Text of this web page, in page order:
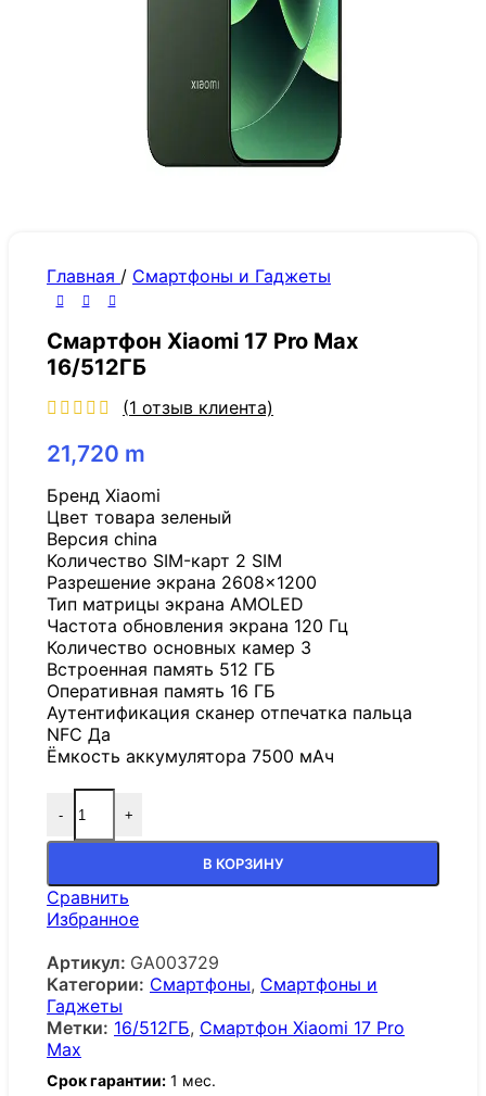
Главная / Смартфоны и Гаджеты
Смартфон Xiaomi 17 Pro Max
16/512ГБ
(1 отзыв клиента)
21,720 m
Бренд Xiaomi
Цвет товара зеленый
Версия china
Количество SIM-карт 2 SIM
Разрешение экрана 2608×1200
Тип матрицы экрана AMOLED
Частота обновления экрана 120 Гц
Количество основных камер 3
Встроенная память 512 ГБ
Оперативная память 16 ГБ
Аутентификация сканер отпечатка пальца
NFC Да
Ёмкость аккумулятора 7500 мАч
- +
В КОРЗИНУ
Сравнить
Избранное
Артикул: GA003729
Категории: Смартфоны, Смартфоны и
Гаджеты
Метки: 16/512ГБ, Смартфон Xiaomi 17 Pro
Max
Срок гарантии: 1 мес.